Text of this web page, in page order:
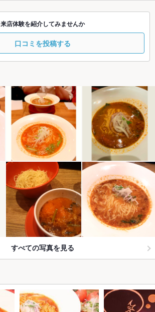
来店体験を紹介してみませんか
口コミを投稿する
すべての写真を見る